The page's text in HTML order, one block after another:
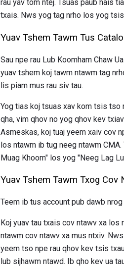
rau yav tom ntej. Tsuas paub hais
txais. Nws yog tag nrho los yog
Yuav Tshem Tawm Tus
Sau npe rau Lub Koomham Chaw
yuav tshem koj tawm ntawm tag
lis piam mus rau siv tau.
Yog tias koj tsuas xav kom tsis tso
qha, vim qhov no yog qhov kev
Asmeskas, koj tuaj yeem xaiv cov
los ntawm ib tug neeg ntawm
Muag Khoom" los yog "Neeg Lag
Yuav Tshem Tawm Txog
Teem ib tus account pub dawb
Koj yuav tau txais cov ntawv xa los
ntawm cov ntawv xa mus ntxiv.
yeem tso npe rau qhov kev tsis
lub sijhawm ntawd. Ib qho kev ua